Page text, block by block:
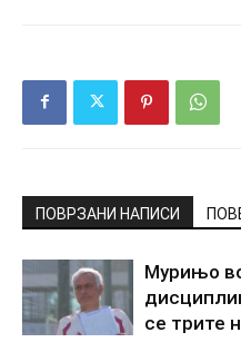
ПОВРЗАНИ НАПИСИ
Мурињо
се трите